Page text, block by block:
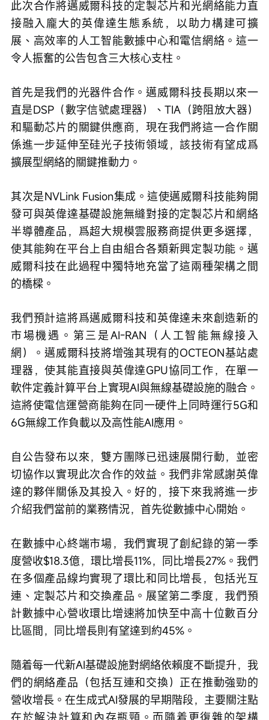
此次合作將邁威爾科技的定製芯片和光網絡能力直
接融入龐大的英偉達生態系統，以助力構建可擴
展、高效率的人工智能數據中心和電信網絡。這一
令人振奮的公告包含三大核心支柱。
首先是我們的光器件合作。邁威爾科技長期以來一
直是DSP（數字信號處理器）、TIA（跨阻放大器）
和驅動芯片的關鍵供應商，現在我們將這一合作關
係進一步延伸至硅光子技術領域，該技術有望成爲
擴展型網絡的關鍵推動力。
其次是NVLink Fusion集成。這使邁威爾科技能夠開
發可與英偉達基礎設施無縫對接的定製芯片和網絡
半導體產品，爲超大規模雲服務商提供更多選擇，
使其能夠在平台上自由組合各類新興定製功能。邁
威爾科技在此過程中獨特地充當了這兩種架構之間
的橋樑。
我們預計這將爲邁威爾科技和英偉達未來創造新的
市場機遇。第三是AI-RAN（人工智能無線接入
網）。邁威爾科技將增強其現有的OCTEON基站處
理器，使其能直接與英偉達GPU協同工作，在單一
軟件定義計算平台上實現AI與無線基礎設施的融合。
這將使電信運營商能夠在同一硬件上同時運行5G和
6G無線工作負載以及高性能AI應用。
自公告發布以來，雙方團隊已迅速展開行動，並密
切協作以實現此次合作的效益。我們非常感謝英偉
達的夥伴關係及其投入。好的，接下來我將進一步
介紹我們當前的業務情況，首先從數據中心開始。
在數據中心終端市場，我們實現了創紀錄的第一季
度營收$18.3億，環比增長11%，同比增長27%。我們
在多個產品線均實現了環比和同比增長，包括光互
連、定製芯片和交換產品。展望第二季度，我們預
計數據中心營收環比增速將加快至中高十位數百分
比區間，同比增長則有望達到約45%。
隨着每一代新AI基礎設施對網絡依賴度不斷提升，我
們的網絡產品（包括互連和交換）正在推動強勁的
營收增長。在生成式AI發展的早期階段，主要關注點
在於解決計算和內存瓶頸。而隨着更復雜的架構